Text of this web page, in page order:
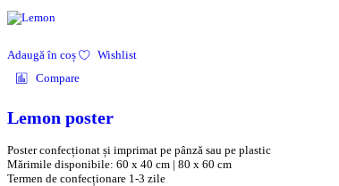
Adaugă în coș
Wishlist
Compare
Lemon poster
Poster confecționat și imprimat pe pânză sau pe plastic
Mărimile disponibile: 60 x 40 cm | 80 x 60 cm
Termen de confecționare 1-3 zile